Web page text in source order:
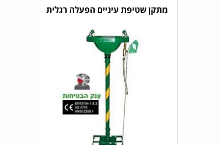
מתקן שטיפת עיניים הפעלה רגלית